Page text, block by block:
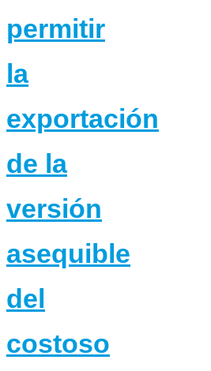
permitir
la
exportación
de la
versión
asequible
del
costoso